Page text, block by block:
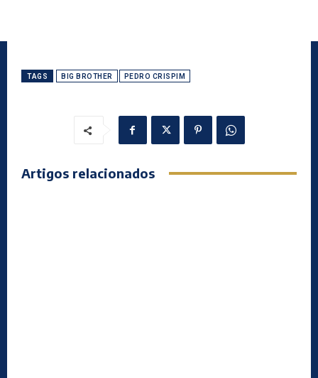
TAGS BIG BROTHER PEDRO CRISPIM
Artigos relacionados